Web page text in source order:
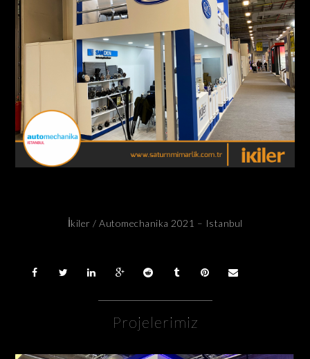
İkiler / Automechanika 2021 – Istanbul
Projelerimiz